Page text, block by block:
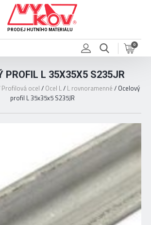
PRODEJ HUTNÍHO MATERIÁLU
0
PROFIL L 35X35X5 S235JR
Profilová ocel / Ocel L/ L rovnoramenné / Ocelový
profil L 35x35x5 S235JR